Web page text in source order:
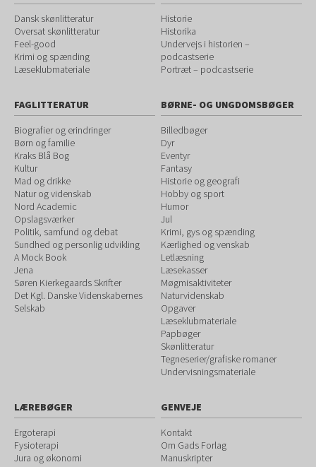
Dansk skønlitteratur
Oversat skønlitteratur
Feel-good
Krimi og spænding
Læseklubmateriale
Historie
Historika
Undervejs i historien –
podcastserie
Portræt – podcastserie
FAGLITTERATUR
Biografier og erindringer
Børn og familie
Kraks Blå Bog
Kultur
Mad og drikke
Natur og videnskab
Nord Academic
Opslagsværker
Politik, samfund og debat
Sundhed og personlig udvikling
A Mock Book
Jena
Søren Kierkegaards Skrifter
Det Kgl. Danske Videnskabernes
Selskab
BØRNE- OG UNGDOMSBØGER
Billedbøger
Dyr
Eventyr
Fantasy
Historie og geografi
Hobby og sport
Humor
Jul
Krimi, gys og spænding
Kærlighed og venskab
Letlæsning
Læsekasser
Møgmisaktiviteter
Naturvidenskab
Opgaver
Læseklubmateriale
Papbøger
Skønlitteratur
Tegneserier/grafiske romaner
Undervisningsmateriale
LÆREBØGER
Ergoterapi
Fysioterapi
Jura og økonomi
GENVEJE
Kontakt
Om Gads Forlag
Manuskripter